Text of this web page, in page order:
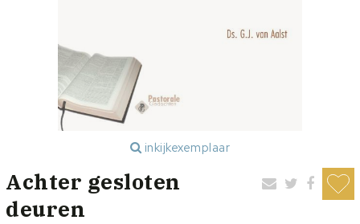
inkijkexemplaar
Achter gesloten
deuren